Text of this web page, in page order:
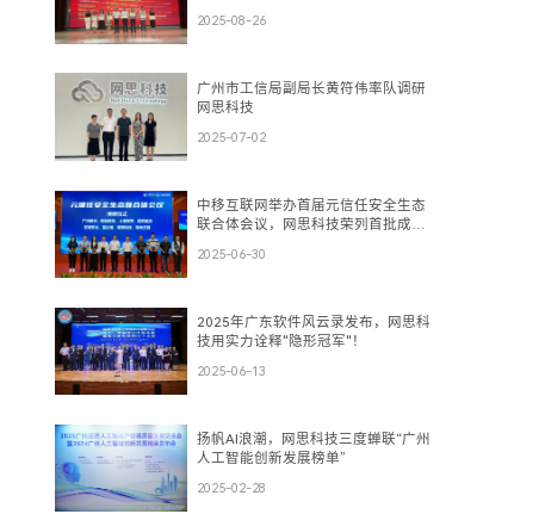
2025-08-26
广州市工信局副局长黄符伟率队调研
网思科技
2025-07-02
中移互联网举办首届元信任安全生态
联合体会议，网思科技荣列首批成员
2025-06-30
2025年广东软件风云录发布，网思科
技用实力诠释"隐形冠军"！
2025-06-13
扬帆AI浪潮，网思科技三度蝉联“广州
人工智能创新发展榜单”
2025-02-28